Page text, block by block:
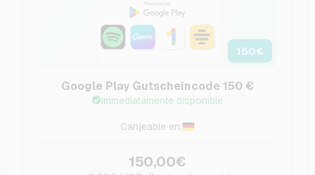
150€
Google Play Gutscheincode 150 €
Immediatamente disponible
Canjeable en:
150,00€